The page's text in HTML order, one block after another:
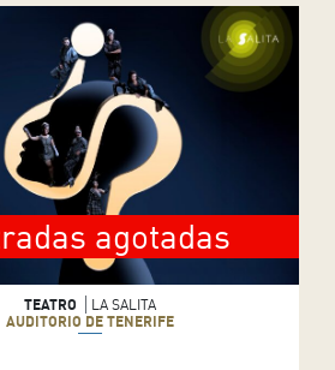
agotadas
TEATRO
LA SALITA
AUDITORIO DE TENERIFE